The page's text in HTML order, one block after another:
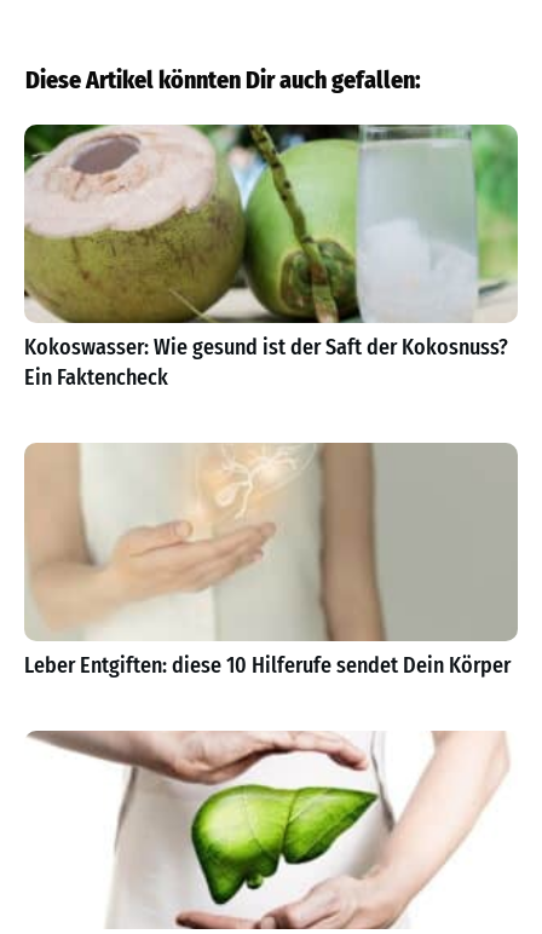
Diese Artikel könnten Dir auch gefallen:
Kokoswasser: Wie gesund ist der Saft der Kokosnuss?
Ein Faktencheck
Leber Entgiften: diese 10 Hilferufe sendet Dein Körper